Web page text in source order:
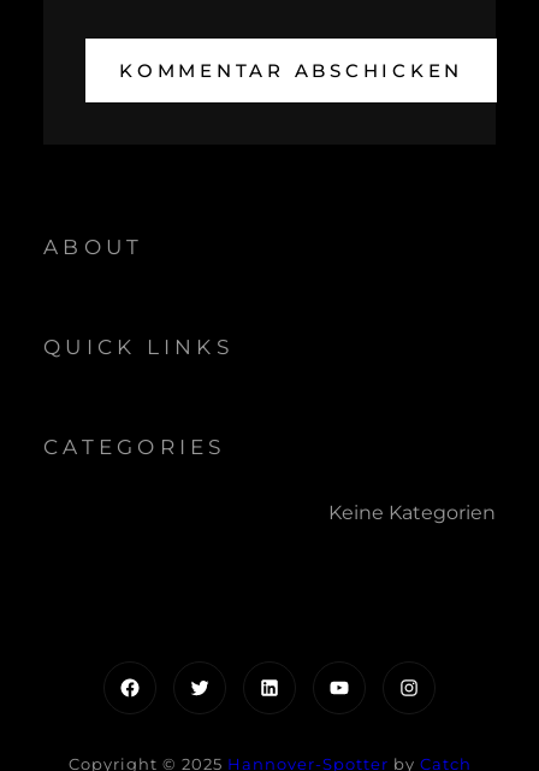
ABOUT
QUICK LINKS
CATEGORIES
Keine Kategorien
FacebookTwitterLinkedInYouTubeInstagram
Copyright © 2025 Hannover-Spotter by Catch